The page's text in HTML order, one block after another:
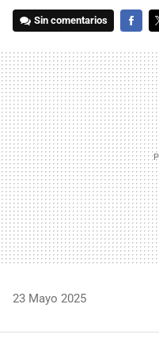
Sin comentarios
23 Mayo 2025